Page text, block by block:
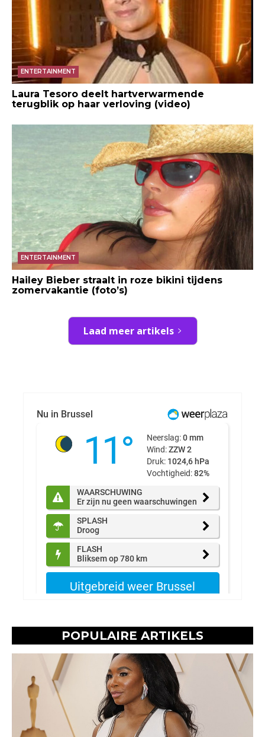
ENTERTAINMENT
Laura Tesoro deelt hartverwarmende
terugblik op haar verloving (video)
ENTERTAINMENT
Hailey Bieber straalt in roze bikini tijdens
zomervakantie (foto’s)
Laad meer artikels
POPULAIRE ARTIKELS